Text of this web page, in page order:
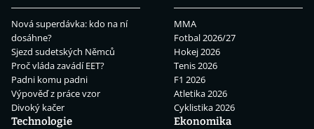
Nová superdávka: kdo na ní
dosáhne?
Sjezd sudetských Němců
Proč vláda zavádí EET?
Padni komu padni
Výpověď z práce vzor
Divoký kačer
MMA
Fotbal 2026/27
Hokej 2026
Tenis 2026
F1 2026
Atletika 2026
Cyklistika 2026
Technologie
Ekonomika